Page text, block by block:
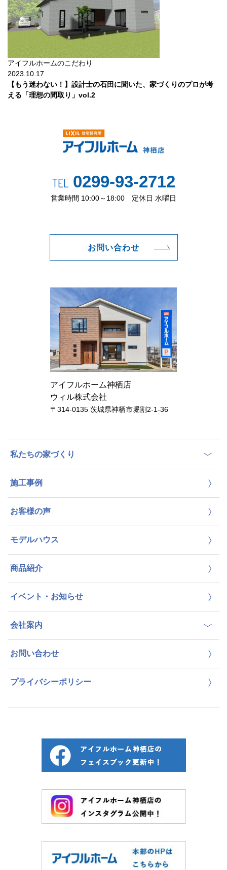
アイフルホームのこだわり
2023.10.17
【もう迷わない！】設計士の石田に聞いた、家づくりのプロが考
える「理想の間取り」vol.2
TEL0299-93-2712
営業時間 10:00～18:00 定休日 水曜日
お問い合わせ
アイフルホーム神栖店
ウィル株式会社
〒314-0135 茨城県神栖市堀割2-1-36
私たちの家づくり
施工事例
お客様の声
モデルハウス
商品紹介
イベント・お知らせ
会社案内
お問い合わせ
プライバシーポリシー